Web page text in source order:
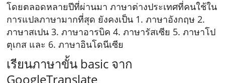
โดยตลอดหลายปีที่ผ่านมา ภาษาต่างประเทศที่คนใช้ใน
การแปลภาษามากที่สุด ยังคงเป็น 1. ภาษาอังกฤษ 2.
ภาษาสเปน 3. ภาษาอารบิค 4. ภาษารัสเซีย 5. ภาษาโป
ตุเกส และ 6. ภาษาอินโดนีเซีย
เรียนภาษาขั้น basic จาก
GoogleTranslate